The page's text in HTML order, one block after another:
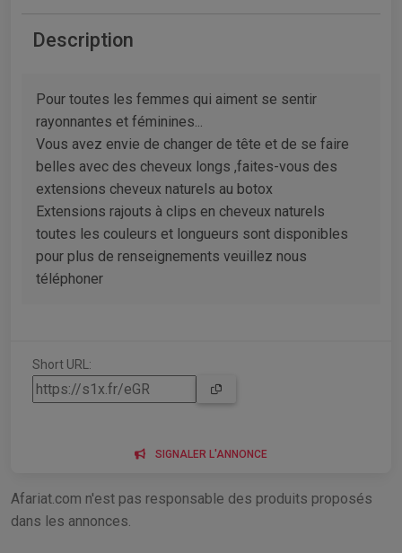
Description
Pour toutes les femmes qui aiment se sentir
rayonnantes et féminines...
Vous avez envie de changer de tête et de se faire
belles avec des cheveux longs ,faites-vous des
extensions cheveux naturels au botox
Extensions rajouts à clips en cheveux naturels
toutes les couleurs et longueurs sont disponibles
pour plus de renseignements veuillez nous
téléphoner
Short URL:
SIGNALER L'ANNONCE
Afariat.com n'est pas responsable des produits proposés
dans les annonces.